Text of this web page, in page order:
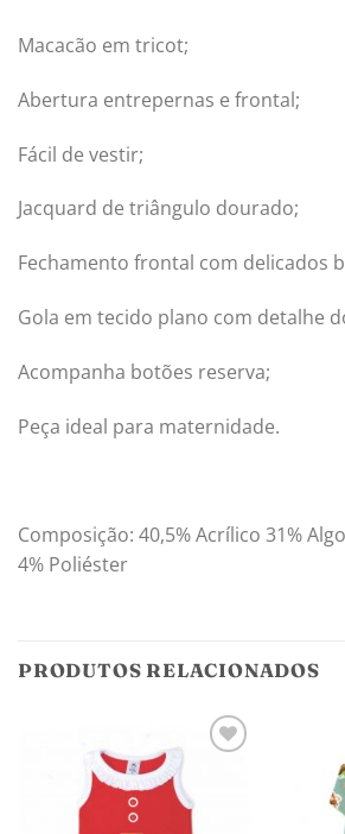
Macacão em tricot;
Abertura entrepernas e frontal;
Fácil de vestir;
Jacquard de triângulo dourado;
Fechamento frontal com delicados
Gola em tecido plano com detalhe
Acompanha botões reserva;
Peça ideal para maternidade.
Composição: 40,5% Acrílico 31%
4% Poliéster
PRODUTOS RELACIONADOS
Adicionar